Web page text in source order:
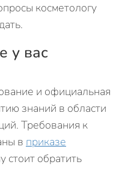
косметологу
у вас
и официальная
знаний в области
Требования к
в приказе
стоит обратить